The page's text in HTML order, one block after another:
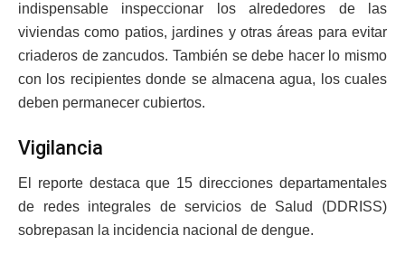
indispensable inspeccionar los alrededores de las
viviendas como patios, jardines y otras áreas para evitar
criaderos de zancudos. También se debe hacer lo mismo
con los recipientes donde se almacena agua, los cuales
deben permanecer cubiertos.
Vigilancia
El reporte destaca que 15 direcciones departamentales
de redes integrales de servicios de Salud (DDRISS)
sobrepasan la incidencia nacional de dengue.